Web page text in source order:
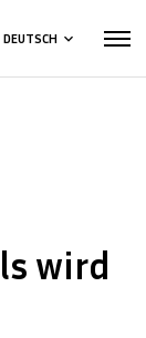
DEUTSCH keyboard_arrow_down
wird